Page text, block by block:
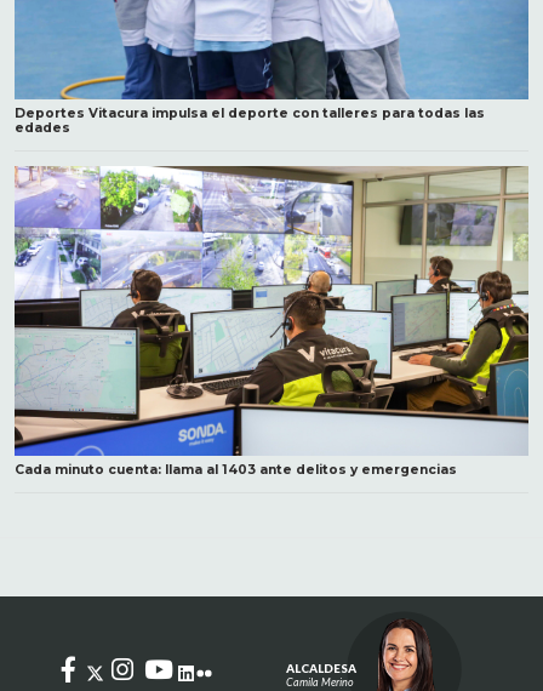
Deportes Vitacura impulsa el deporte con talleres para todas las
edades
Cada minuto cuenta: llama al 1403 ante delitos y emergencias
ALCALDESA
Camila Merino